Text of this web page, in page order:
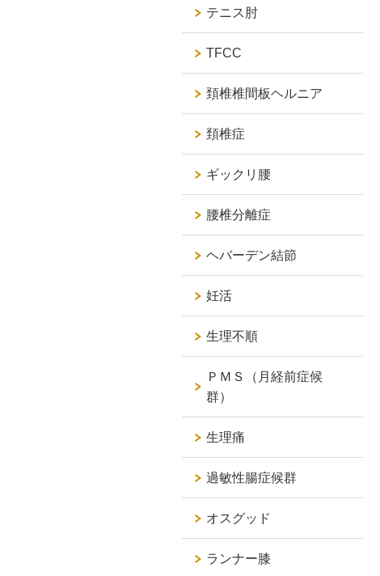
テニス肘
TFCC
頚椎椎間板ヘルニア
頚椎症
ギックリ腰
腰椎分離症
ヘバーデン結節
妊活
生理不順
ＰＭＳ（月経前症候
群）
生理痛
過敏性腸症候群
オスグッド
ランナー膝